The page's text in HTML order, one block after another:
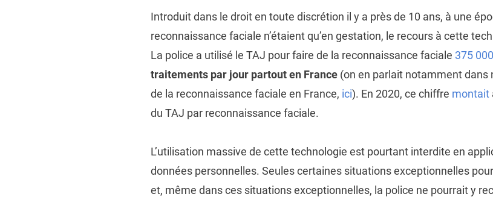
Introduit dans le droit en toute discrétion il y a près de 10 ans, à une
reconnaissance faciale n’étaient qu’en gestation, le recours à cette
La police a utilisé le TAJ pour faire de la reconnaissance faciale 375
traitements par jour partout en France(on en parlait notamment dans
de la reconnaissance faciale en France, ici). En 2020, ce chiffre montait
du TAJ par reconnaissance faciale.
L’utilisation massive de cette technologie est pourtant interdite en
données personnelles. Seules certaines situations exceptionnelles
et, même dans ces situations exceptionnelles, la police ne pourrait y